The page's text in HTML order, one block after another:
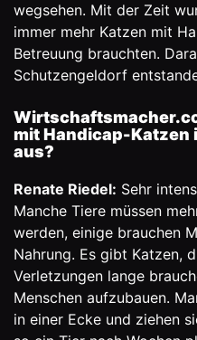
wegsehen. Mit der Zeit
immer mehr Katzen mit
Betreuung brauchten.
Schutzengeldorf
mit Handicap-Katzen
aus?
Renate Riedel: Sehr
Manche Tiere müssen
werden, einige brauchen
Nahrung. Es gibt Katzen,
Verletzungen lange
Menschen aufzubauen.
in einer Ecke und ziehen